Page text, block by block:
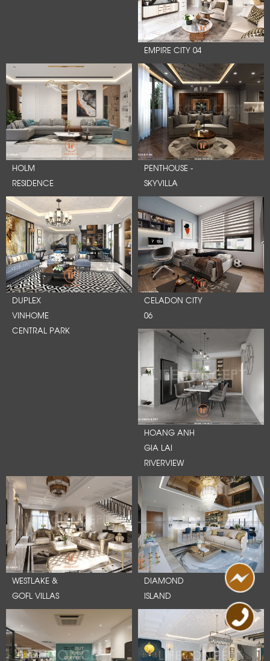
EMPIRE CITY 04
HOLM
RESIDENCE
PENTHOUSE -
SKYVILLA
DUPLEX
VINHOME
CENTRAL PARK
CELADON CITY
06
HOANG ANH
GIA LAI
RIVERVIEW
WESTLAKE &
GOFL VILLAS
DIAMOND
ISLAND